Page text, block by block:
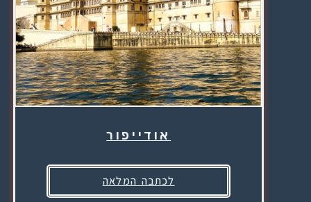
אודייפור
לכתבה המלאה